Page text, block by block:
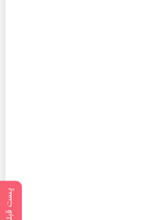
پست قبلی